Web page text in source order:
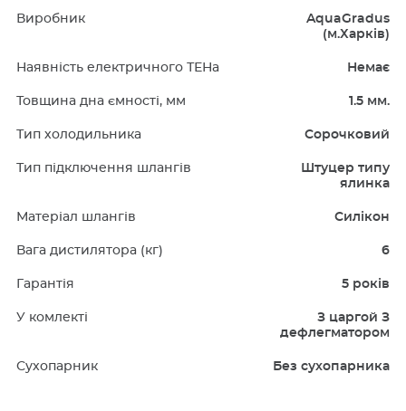
Виробник
AquaGradus
(м.Харків)
Наявність електричного ТЕНа Немає
Товщина дна ємності, мм 1.5 мм.
Тип холодильника Сорочковий
Тип підключення шлангів
Штуцер типу
ялинка
Матеріал шлангів Силікон
Вага дистилятора (кг) 6
Гарантія 5 років
У комлекті
З царгой З
дефлегматором
Сухопарник Без сухопарника